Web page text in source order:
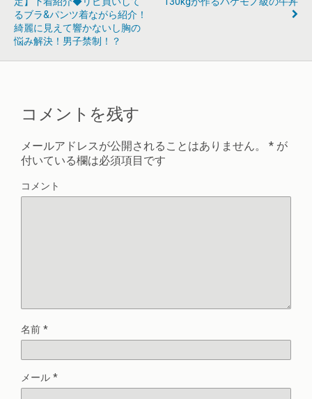
るブラ&パンツ着ながら紹介！
綺麗に見えて響かないし胸の
悩み解決！男子禁制！？
コメントを残す
メールアドレスが公開されることはありません。 * が
付いている欄は必須項目です
コメント
名前 *
メール *